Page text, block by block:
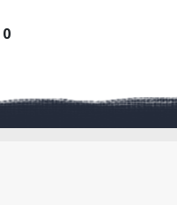
0